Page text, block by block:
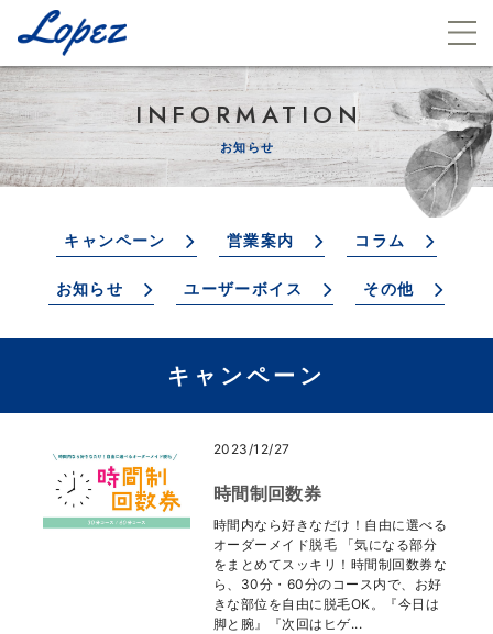
INFORMATION
お知らせ
キャンペーン 営業案内 コラム
お知らせ ユーザーボイス その他
キャンペーン
2023/12/27
時間制回数券
時間内なら好きなだけ！自由に選べる
オーダーメイド脱毛 「気になる部分
をまとめてスッキリ！時間制回数券な
ら、30分・60分のコース内で、お好
きな部位を自由に脱毛OK。『今日は
脚と腕』『次回はヒゲ...